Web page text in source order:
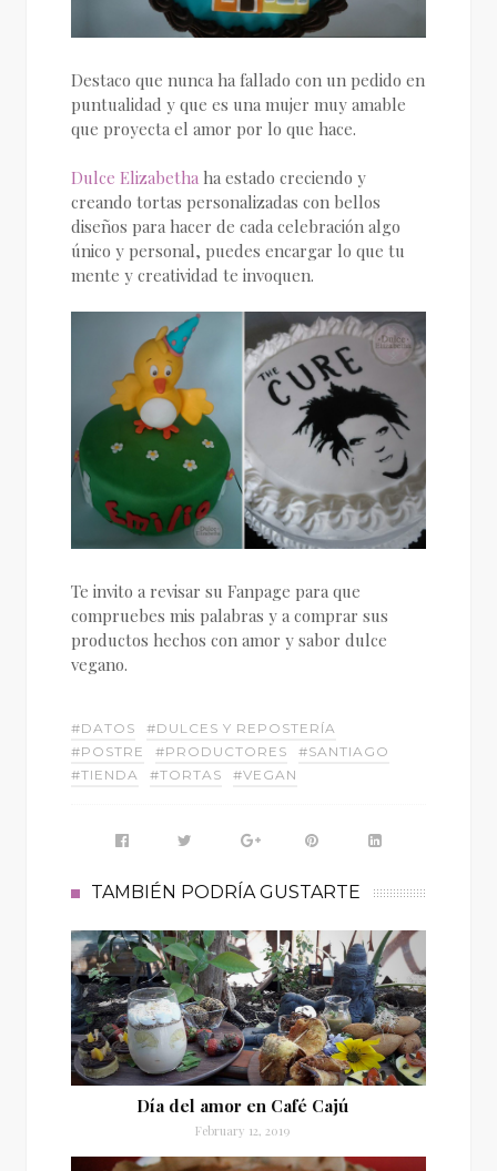
Destaco que nunca ha fallado con un pedido en
puntualidad y que es una mujer muy amable
que proyecta el amor por lo que hace.
Dulce Elizabethaha estado creciendo y
creando tortas personalizadas con bellos
diseños para hacer de cada celebración algo
único y personal, puedes encargar lo que tu
mente y creatividad te invoquen.
Te invito a revisar su Fanpage para que
compruebes mis palabras y a comprar sus
productos hechos con amor y sabor dulce
vegano.
#DATOS
#DULCES Y REPOSTERÍA
#POSTRE
#PRODUCTORES
#SANTIAGO
#TIENDA
#TORTAS #VEGAN
TAMBIÉN PODRÍA GUSTARTE
Día del amor en Café Cajú
February 12, 2019